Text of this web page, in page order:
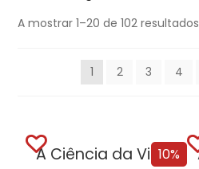
A mostrar 1–20 de 102 resultados
1 2 3 4
10%
A Ciência da Vingança